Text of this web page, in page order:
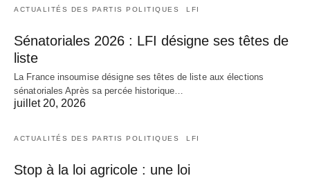
ACTUALITÉS DES PARTIS POLITIQUES LFI
Sénatoriales 2026 : LFI désigne ses têtes de
liste
La France insoumise désigne ses têtes de liste aux élections
sénatoriales Après sa percée historique…
juillet 20, 2026
ACTUALITÉS DES PARTIS POLITIQUES LFI
Stop à la loi agricole : une loi